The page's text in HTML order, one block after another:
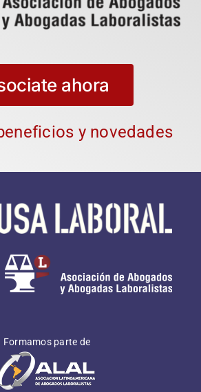
ahora
y novedades
Formamos parte de